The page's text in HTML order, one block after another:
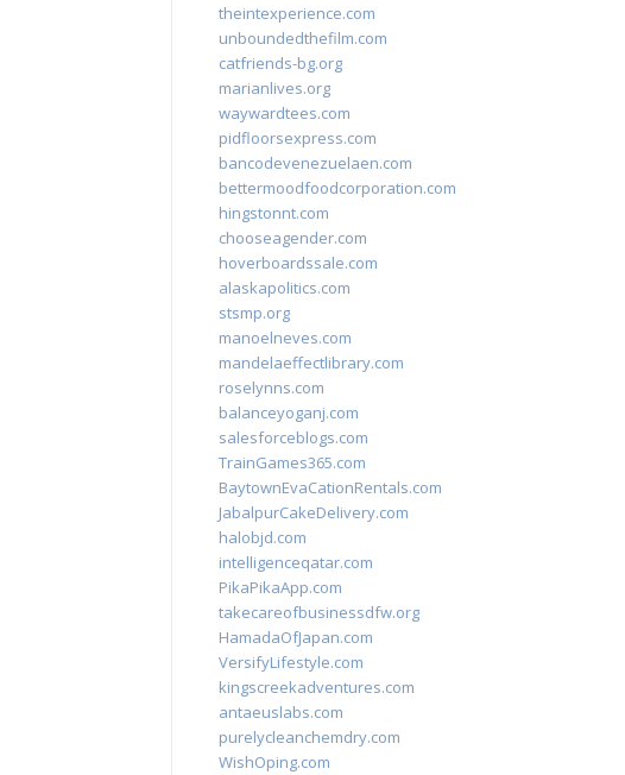
theintexperience.com
unboundedthefilm.com
catfriends-bg.org
marianlives.org
waywardtees.com
pidfloorsexpress.com
bancodevenezuelaen.com
bettermoodfoodcorporation.com
hingstonnt.com
chooseagender.com
hoverboardssale.com
alaskapolitics.com
stsmp.org
manoelneves.com
mandelaeffectlibrary.com
roselynns.com
balanceyoganj.com
salesforceblogs.com
TrainGames365.com
BaytownEvaCationRentals.com
JabalpurCakeDelivery.com
halobjd.com
intelligenceqatar.com
PikaPikaApp.com
takecareofbusinessdfw.org
HamadaOfJapan.com
VersifyLifestyle.com
kingscreekadventures.com
antaeuslabs.com
purelycleanchemdry.com
WishOping.com